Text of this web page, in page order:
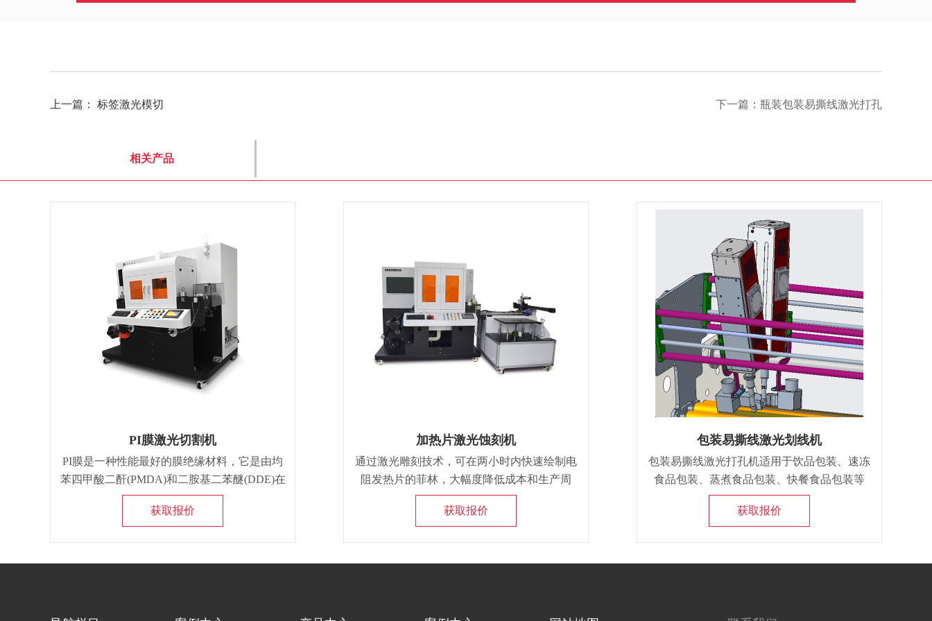
上一篇： 标签激光模切 下一篇： 瓶装包装易撕线激光打孔
相关产品
PI膜激光切割机
PI膜是一种性能最好的膜绝缘材料，它是由均
苯四甲酸二酐(PMDA)和二胺基二苯醚(DDE)在
强极性溶剂中收缩，并经过亚胺化处理。
获取报价
加热片激光蚀刻机
通过激光雕刻技术，可在两小时内快速绘制电
阻发热片的菲林，大幅度降低成本和生产周
期。此技术还支持在金属表面进行半蚀刻，便
于添加公司LOGO，加强品牌识别，防止仿
获取报价
包装易撕线激光划线机
包装易撕线激光打孔机适用于饮品包装、速冻
食品包装、蒸煮食品包装、快餐食品包装等
等，都是我们经常看到的塑料薄膜包装材料，
给我们的生活带来了很大的方便。最细线径可
获取报价